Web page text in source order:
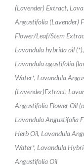
(Lavender) Extract,
Angustifolia (Lavender)
Flower/Leaf/Stem
Lavandula hybrida oil
Lavandula agustifolia
Water*, Lavandula
(Lavender)Extract,
Angustifolia Flower Oil
Lavandula Angustifolia
Herb Oil, Lavandula
Water*, Lavandula
Angustifolia Oil